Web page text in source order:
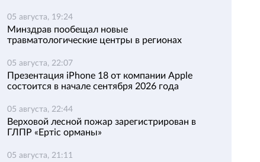
05 августа, 19:24
Минздрав пообещал новые
травматологические центры в регионах
05 августа, 22:07
Презентация iPhone 18 от компании Apple
состоится в начале сентября 2026 года
05 августа, 22:44
Верховой лесной пожар зарегистрирован в
ГЛПР «Ертіс орманы»
05 августа, 21:11